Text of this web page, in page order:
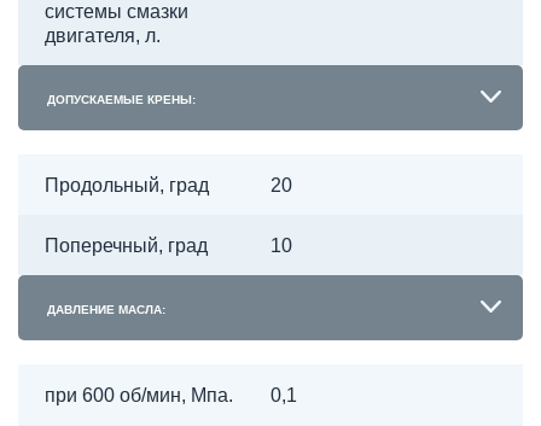
системы смазки
двигателя, л.
ДОПУСКАЕМЫЕ КРЕНЫ:
Продольный, град 20
Поперечный, град 10
ДАВЛЕНИЕ МАСЛА:
при 600 об/мин, Мпа. 0,1